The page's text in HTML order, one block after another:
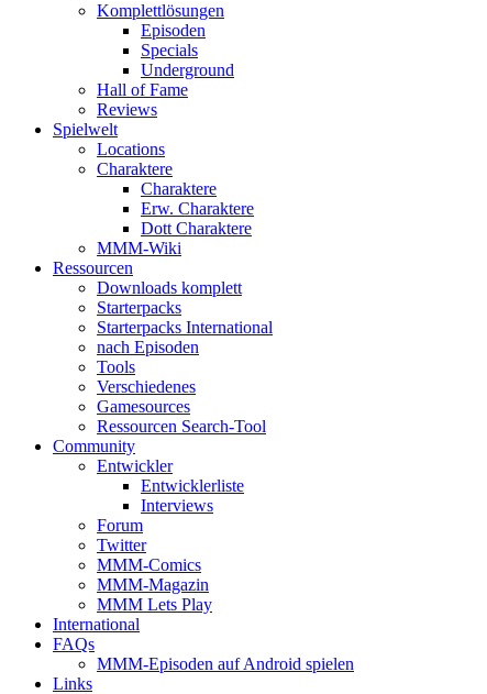
Komplettlösungen
Episoden
Specials
Underground
Hall of Fame
Reviews
Spielwelt
Locations
Charaktere
Charaktere
Erw. Charaktere
Dott Charaktere
MMM-Wiki
Ressourcen
Downloads komplett
Starterpacks
Starterpacks International
nach Episoden
Tools
Verschiedenes
Gamesources
Ressourcen Search-Tool
Community
Entwickler
Entwicklerliste
Interviews
Forum
Twitter
MMM-Comics
MMM-Magazin
MMM Lets Play
International
FAQs
MMM-Episoden auf Android spielen
Links